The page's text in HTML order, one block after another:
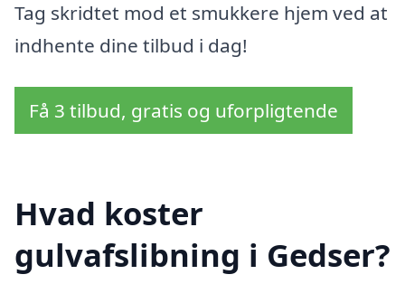
Tag skridtet mod et smukkere hjem ved at
indhente dine tilbud i dag!
Få 3 tilbud, gratis og uforpligtende
Hvad koster
gulvafslibning i Gedser?